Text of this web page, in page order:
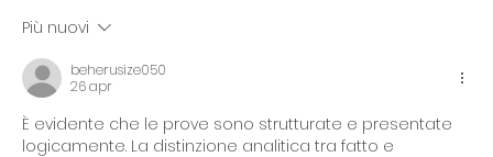
per Matrimoni, Feste e Altre
Celebrazioni 💅🎉
Più nuovi
beherusize050
26 apr
È evidente che le prove sono strutturate e presentate
logicamente. La distinzione analitica tra fatto e